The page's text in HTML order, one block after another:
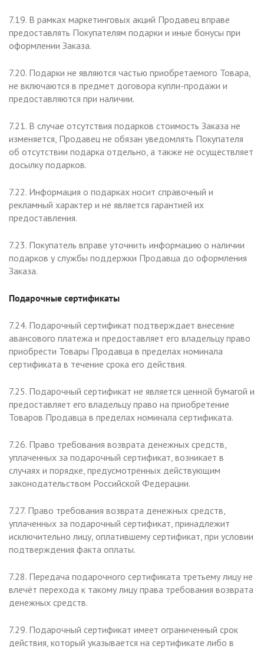
7.19. В рамках маркетинговых акций Продавец вправе
предоставлять Покупателям подарки и иные бонусы при
оформлении Заказа.
7.20. Подарки не являются частью приобретаемого Товара,
не включаются в предмет договора купли-продажи и
предоставляются при наличии.
7.21. В случае отсутствия подарков стоимость Заказа не
изменяется, Продавец не обязан уведомлять Покупателя
об отсутствии подарка отдельно, а также не осуществляет
досылку подарков.
7.22. Информация о подарках носит справочный и
рекламный характер и не является гарантией их
предоставления.
7.23. Покупатель вправе уточнить информацию о наличии
подарков у службы поддержки Продавца до оформления
Заказа.
Подарочные сертификаты
7.24. Подарочный сертификат подтверждает внесение
авансового платежа и предоставляет его владельцу право
приобрести Товары Продавца в пределах номинала
сертификата в течение срока его действия.
7.25. Подарочный сертификат не является ценной бумагой и
предоставляет его владельцу право на приобретение
Товаров Продавца в пределах номинала сертификата.
7.26. Право требования возврата денежных средств,
уплаченных за подарочный сертификат, возникает в
случаях и порядке, предусмотренных действующим
законодательством Российской Федерации.
7.27. Право требования возврата денежных средств,
уплаченных за подарочный сертификат, принадлежит
исключительно лицу, оплатившему сертификат, при условии
подтверждения факта оплаты.
7.28. Передача подарочного сертификата третьему лицу не
влечёт перехода к такому лицу права требования возврата
денежных средств.
7.29. Подарочный сертификат имеет ограниченный срок
действия, который указывается на сертификате либо в